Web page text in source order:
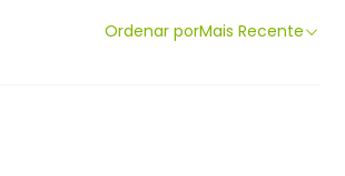
Ordenar porMais Recente